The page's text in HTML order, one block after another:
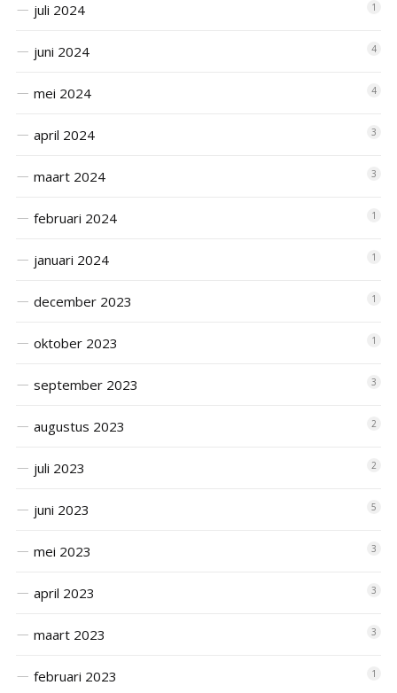
juli 2024 1
juni 2024 4
mei 2024 4
april 2024 3
maart 2024 3
februari 2024 1
januari 2024 1
december 2023 1
oktober 2023 1
september 2023 3
augustus 2023 2
juli 2023 2
juni 2023 5
mei 2023 3
april 2023 3
maart 2023 3
februari 2023 1